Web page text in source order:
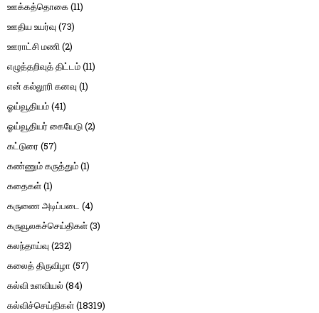
ஊக்கத்தொகை(11)
ஊதிய உயர்வு (73)
ஊராட்சி மணி(2)
எழுத்தறிவுத் திட்டம்(11)
என் கல்லூரி கனவு (1)
ஓய்வூதியம்(41)
ஓய்வூதியர் கையேடு(2)
கட்டுரை (57)
கண்ணும் கருத்தும்(1)
கதைகள்(1)
கருணை அடிப்படை (4)
கருவூலகச்செய்திகள்(3)
கலந்தாய்வு (232)
கலைத் திருவிழா (57)
கல்வி உளவியல் (84)
கல்விச்செய்திகள்(18319)